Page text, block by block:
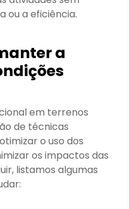
ou a eficiência.
a
em terrenos
de técnicas
o uso dos
os impactos das
listamos algumas